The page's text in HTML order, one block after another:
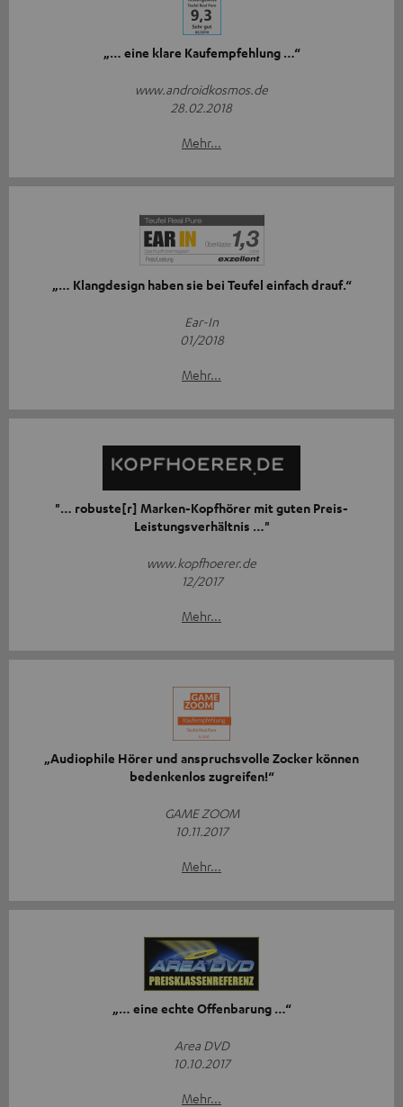
„… eine klare Kaufempfehlung …“
www.androidkosmos.de
28.02.2018
Mehr...
„… Klangdesign haben sie bei Teufel einfach drauf.“
Ear-In
01/2018
Mehr...
"… robuste[r] Marken-Kopfhörer mit guten Preis-
Leistungsverhältnis …"
www.kopfhoerer.de
12/2017
Mehr...
„Audiophile Hörer und anspruchsvolle Zocker können
bedenkenlos zugreifen!“
GAME ZOOM
10.11.2017
Mehr...
„… eine echte Offenbarung …“
Area DVD
10.10.2017
Mehr...